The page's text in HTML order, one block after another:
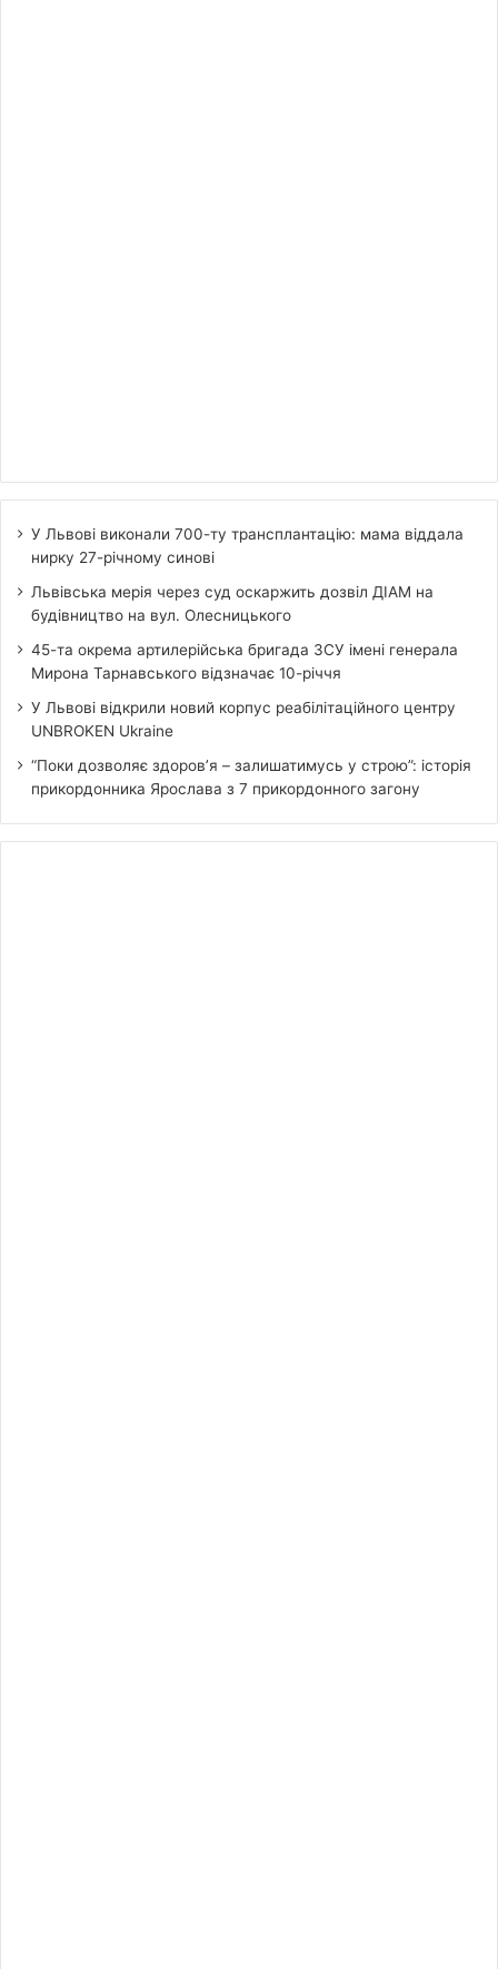
У Львові виконали 700-ту трансплантацію: мама віддала
нирку 27-річному синові
Львівська мерія через суд оскаржить дозвіл ДІАМ на
будівництво на вул. Олесницького
45-та окрема артилерійська бригада ЗСУ імені генерала
Мирона Тарнавського відзначає 10-річчя
У Львові відкрили новий корпус реабілітаційного центру
UNBROKEN Ukraine
“Поки дозволяє здоров’я – залишатимусь у строю”: історія
прикордонника Ярослава з 7 прикордонного загону